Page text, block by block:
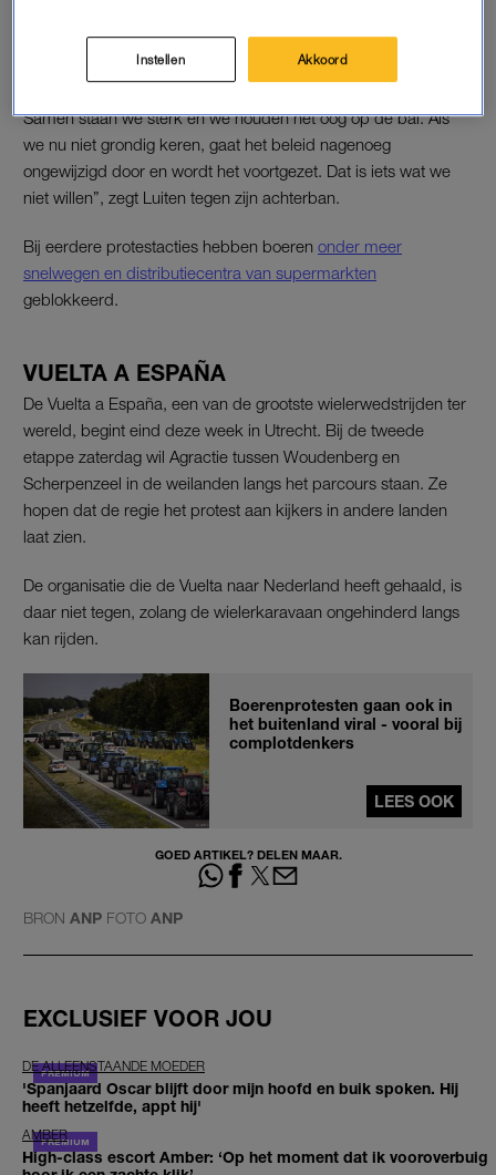
moeten we hier de aandacht op blijven vestigen. Mensen, de
strijd is nog niet gewonnen. Hou vol, geef niet op.
Samen staan we sterk en we houden het oog op de bal. Als
we nu niet grondig keren, gaat het beleid nagenoeg
ongewijzigd door en wordt het voortgezet. Dat is iets wat we
niet willen”, zegt Luiten tegen zijn achterban.
Bij eerdere protestacties hebben boeren onder meer
snelwegen en distributiecentra van supermarkten
geblokkeerd.
VUELTA A ESPAÑA
De Vuelta a España, een van de grootste wielerwedstrijden ter
wereld, begint eind deze week in Utrecht. Bij de tweede
etappe zaterdag wil Agractie tussen Woudenberg en
Scherpenzeel in de weilanden langs het parcours staan. Ze
hopen dat de regie het protest aan kijkers in andere landen
laat zien.
De organisatie die de Vuelta naar Nederland heeft gehaald, is
daar niet tegen, zolang de wielerkaravaan ongehinderd langs
kan rijden.
Boerenprotesten gaan ook in
het buitenland viral - vooral bij
complotdenkers
LEES OOK
GOED ARTIKEL? DELEN MAAR.
BRON ANP FOTO ANP
EXCLUSIEF VOOR JOU
DE ALLEENSTAANDE MOEDER
'Spanjaard Oscar blijft door mijn hoofd en buik spoken. Hij
heeft hetzelfde, appt hij'
AMBER
High-class escort Amber: ‘Op het moment dat ik vooroverbuig
Instellen Akkoord